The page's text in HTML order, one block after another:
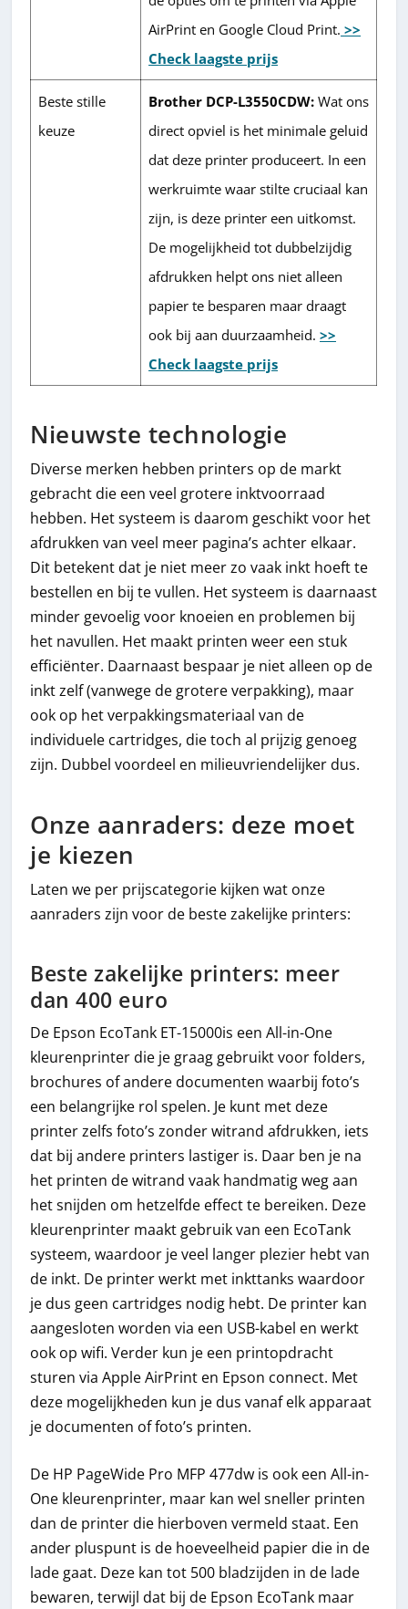
AirPrint en Google Cloud Print. >>
Check laagste prijs
Beste stille
keuze
Brother DCP-L3550CDW: Wat ons
direct opviel is het minimale geluid
dat deze printer produceert. In een
werkruimte waar stilte cruciaal kan
zijn, is deze printer een uitkomst.
De mogelijkheid tot dubbelzijdig
afdrukken helpt ons niet alleen
papier te besparen maar draagt
ook bij aan duurzaamheid.>>
Check laagste prijs
Nieuwste technologie
Diverse merken hebben printers op de markt
gebracht die een veel grotere inktvoorraad
hebben. Het systeem is daarom geschikt voor het
afdrukken van veel meer pagina’s achter elkaar.
Dit betekent dat je niet meer zo vaak inkt hoeft te
bestellen en bij te vullen. Het systeem is daarnaast
minder gevoelig voor knoeien en problemen bij
het navullen. Het maakt printen weer een stuk
efficiënter. Daarnaast bespaar je niet alleen op de
inkt zelf (vanwege de grotere verpakking), maar
ook op het verpakkingsmateriaal van de
individuele cartridges, die toch al prijzig genoeg
zijn. Dubbel voordeel en milieuvriendelijker dus.
Onze aanraders: deze moet
je kiezen
Laten we per prijscategorie kijken wat onze
aanraders zijn voor de beste zakelijke printers:
Beste zakelijke printers: meer
dan 400 euro
De Epson EcoTank ET-15000is een All-in-One
kleurenprinter die je graag gebruikt voor folders,
brochures of andere documenten waarbij foto’s
een belangrijke rol spelen. Je kunt met deze
printer zelfs foto’s zonder witrand afdrukken, iets
dat bij andere printers lastiger is. Daar ben je na
het printen de witrand vaak handmatig weg aan
het snijden om hetzelfde effect te bereiken. Deze
kleurenprinter maakt gebruik van een EcoTank
systeem, waardoor je veel langer plezier hebt van
de inkt. De printer werkt met inkttanks waardoor
je dus geen cartridges nodig hebt. De printer kan
aangesloten worden via een USB-kabel en werkt
ook op wifi. Verder kun je een printopdracht
sturen via Apple AirPrint en Epson connect. Met
deze mogelijkheden kun je dus vanaf elk apparaat
je documenten of foto’s printen.
De HP PageWide Pro MFP 477dw is ook een All-in-
One kleurenprinter, maar kan wel sneller printen
dan de printer die hierboven vermeld staat. Een
ander pluspunt is de hoeveelheid papier die in de
lade gaat. Deze kan tot 500 bladzijden in de lade
bewaren, terwijl dat bij de Epson EcoTank maar